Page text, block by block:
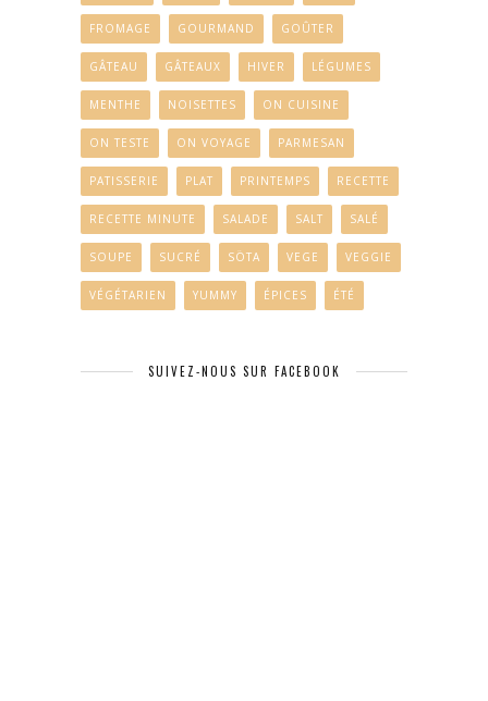
FROMAGE GOURMAND GOÛTER
GÂTEAU GÂTEAUX HIVER LÉGUMES
MENTHE NOISETTES ON CUISINE
ON TESTE ON VOYAGE PARMESAN
PATISSERIE PLAT PRINTEMPS RECETTE
RECETTE MINUTE SALADE SALT SALÉ
SOUPE SUCRÉ SÖTA VEGE VEGGIE
VÉGÉTARIEN YUMMY ÉPICES ÉTÉ
SUIVEZ-NOUS SUR FACEBOOK